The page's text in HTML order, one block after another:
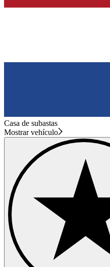
Casa de subastas
Mostrar vehículo